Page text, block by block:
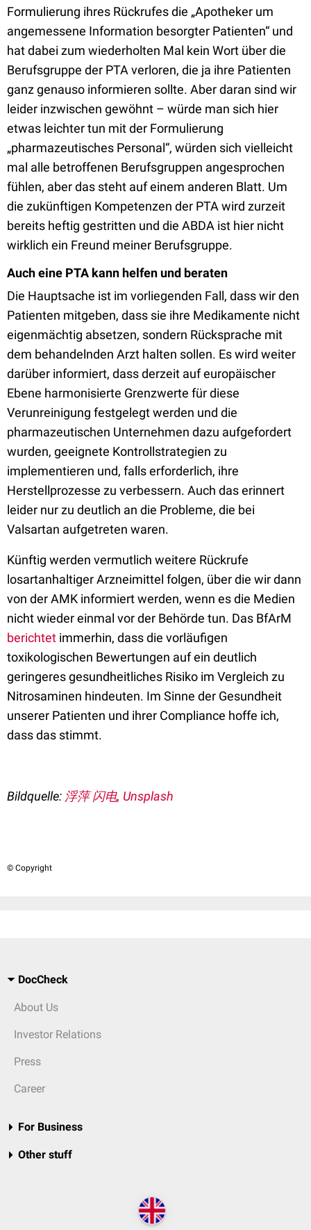
Formulierung ihres Rückrufes die „Apotheker um
angemessene Information besorgter Patienten“ und
hat dabei zum wiederholten Mal kein Wort über die
Berufsgruppe der PTA verloren, die ja ihre Patienten
ganz genauso informieren sollte. Aber daran sind wir
leider inzwischen gewöhnt – würde man sich hier
etwas leichter tun mit der Formulierung
„pharmazeutisches Personal“, würden sich vielleicht
mal alle betroffenen Berufsgruppen angesprochen
fühlen, aber das steht auf einem anderen Blatt. Um
die zukünftigen Kompetenzen der PTA wird zurzeit
bereits heftig gestritten und die ABDA ist hier nicht
wirklich ein Freund meiner Berufsgruppe.
Auch eine PTA kann helfen und beraten
Die Hauptsache ist im vorliegenden Fall, dass wir den
Patienten mitgeben, dass sie ihre Medikamente nicht
eigenmächtig absetzen, sondern Rücksprache mit
dem behandelnden Arzt halten sollen. Es wird weiter
darüber informiert, dass derzeit auf europäischer
Ebene harmonisierte Grenzwerte für diese
Verunreinigung festgelegt werden und die
pharmazeutischen Unternehmen dazu aufgefordert
wurden, geeignete Kontrollstrategien zu
implementieren und, falls erforderlich, ihre
Herstellprozesse zu verbessern. Auch das erinnert
leider nur zu deutlich an die Probleme, die bei
Valsartan aufgetreten waren.
Künftig werden vermutlich weitere Rückrufe
losartanhaltiger Arzneimittel folgen, über die wir dann
von der AMK informiert werden, wenn es die Medien
nicht wieder einmal vor der Behörde tun. Das BfArM
berichtet immerhin, dass die vorläufigen
toxikologischen Bewertungen auf ein deutlich
geringeres gesundheitliches Risiko im Vergleich zu
Nitrosaminen hindeuten. Im Sinne der Gesundheit
unserer Patienten und ihrer Compliance hoffe ich,
dass das stimmt.
Bildquelle: 浮萍 闪电, Unsplash
© Copyright
DocCheck
About Us
Investor Relations
Press
Career
For Business
Other stuff